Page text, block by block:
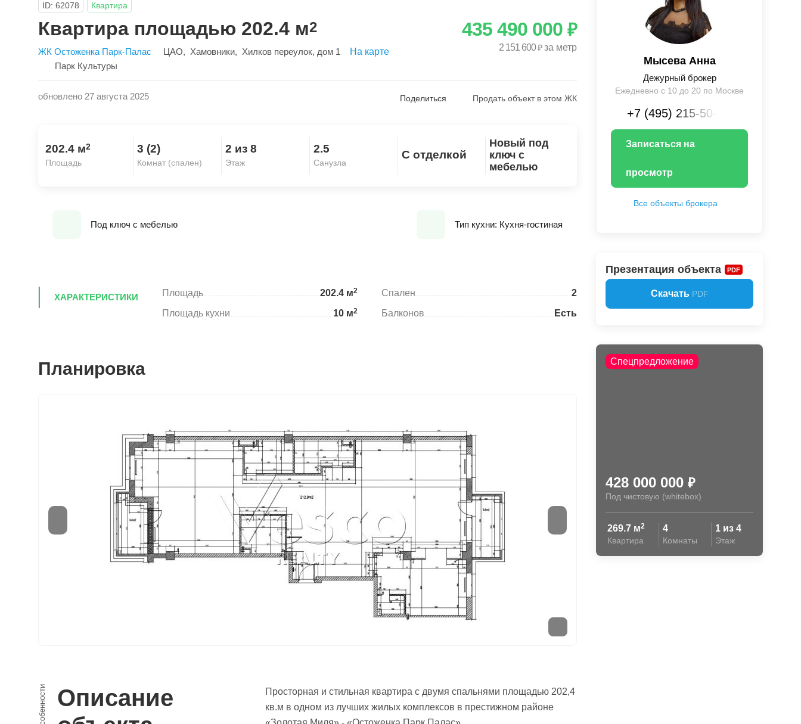
ID: 62078 Квартира
Квартира площадью 202.4 м2 435 490 000 ₽
2 151 600₽ за метр
ЖК Остоженка Парк-Палас ЦАО, Хамовники, Хилков переулок, дом 1
На карте
Парк Культуры
обновлено 27 августа 2025 Поделиться
Скопировать ссылку
Продать объект в этом ЖК
202.4 м2
Площадь
3 (2)
Комнат (спален)
2 из 8
Этаж
2.5
Санузла
С отделкой
Новый под
ключ с
мебелью
Под ключ с мебелью Тип кухни: Кухня-гостиная
ХАРАКТЕРИСТИКИ Площадь 202.4 м2
Площадь кухни 10 м2
Спален
2
Балконов
Есть
Планировка
Особенности Описание
Просторная и стильная квартира с двумя спальнями площадью 202,4
кв.м в одном из лучших жилых комплексов в престижном районе
Мысева Анна
Дежурный брокер
Ежедневно с 10 до 20 по Москве
+7 (495) 215-50-XX
Записаться на
просмотр
Все объекты брокера
Презентация объекта PDF
Скачать PDF
Спецпредложение
428 000 000 ₽
Под чистовую (whitebox)
269.7 м2
Квартира
4
Комнаты
1 из 4
Этаж